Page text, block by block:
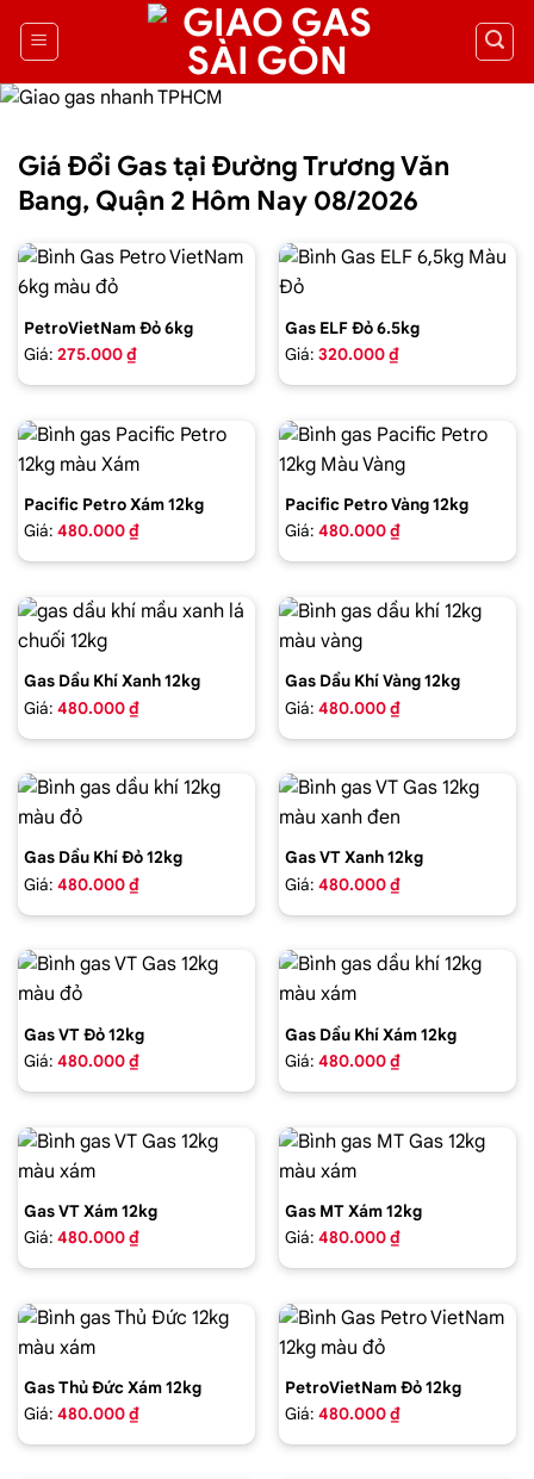
Giá Đổi Gas tại Đường Trương Văn
Bang, Quận 2 Hôm Nay 08/2026
PetroVietNam Đỏ 6kg
Giá: 275.000 ₫
Gas ELF Đỏ 6.5kg
Giá: 320.000 ₫
Pacific Petro Xám 12kg
Giá: 480.000 ₫
Pacific Petro Vàng 12kg
Giá: 480.000 ₫
Gas Dầu Khí Xanh 12kg
Giá: 480.000 ₫
Gas Dầu Khí Vàng 12kg
Giá: 480.000 ₫
Gas Dầu Khí Đỏ 12kg
Giá: 480.000 ₫
Gas VT Xanh 12kg
Giá: 480.000 ₫
Gas VT Đỏ 12kg
Giá: 480.000 ₫
Gas Dầu Khí Xám 12kg
Giá: 480.000 ₫
Gas VT Xám 12kg
Giá: 480.000 ₫
Gas MT Xám 12kg
Giá: 480.000 ₫
Gas Thủ Đức Xám 12kg
Giá: 480.000 ₫
PetroVietNam Đỏ 12kg
Giá: 480.000 ₫